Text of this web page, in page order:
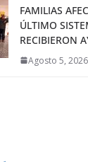
FAMILIAS
ÚLTIMO
RECIBIERON
Agosto 5, 2026